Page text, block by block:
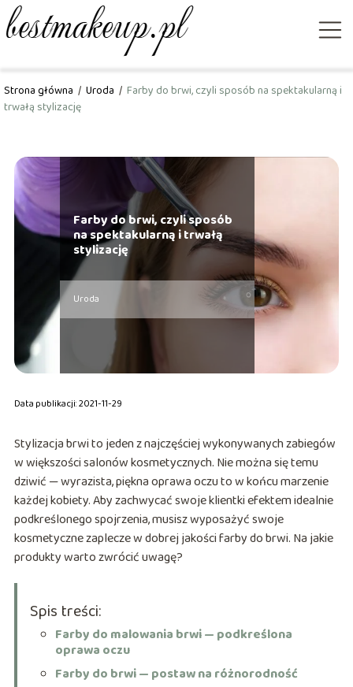
Strona główna / Uroda / Farby do brwi, czyli sposób na spektakularną i
trwałą stylizację
Farby do brwi, czyli sposób
na spektakularną i trwałą
stylizację
Uroda
Data publikacji: 2021-11-29
Stylizacja brwi to jeden z najczęściej wykonywanych zabiegów
w większości salonów kosmetycznych. Nie można się temu
dziwić — wyrazista, piękna oprawa oczu to w końcu marzenie
każdej kobiety. Aby zachwycać swoje klientki efektem idealnie
podkreślonego spojrzenia, musisz wyposażyć swoje
kosmetyczne zaplecze w dobrej jakości farby do brwi. Na jakie
produkty warto zwrócić uwagę?
Spis treści:
Farby do malowania brwi — podkreślona
oprawa oczu
Farby do brwi — postaw na różnorodność